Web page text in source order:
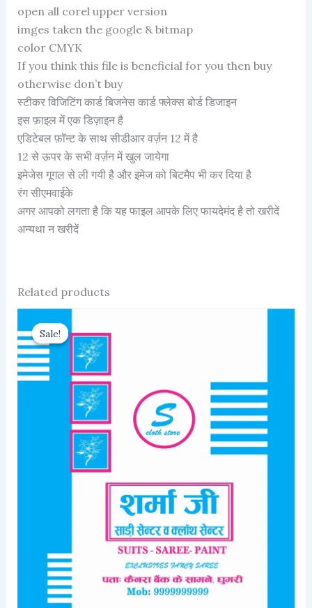
open all corel upper version
imges taken the google & bitmap
color CMYK
If you think this file is beneficial for you then buy
otherwise don’t buy
स्टीकर विजिटिंग कार्ड बिजनेस कार्ड फ्लेक्स बोर्ड डिजाइन
इस फ़ाइल में एक डिज़ाइन है
एडिटेबल फ़ॉन्ट के साथ सीडीआर वर्ज़न 12 में है
12 से ऊपर के सभी वर्ज़न में खुल जायेगा
इमेजेस गूगल से ली गयी है और इमेज को बिटमैप भी कर दिया है
रंग सीएमवाईके
अगर आपको लगता है कि यह फाइल आपके लिए फायदेमंद है तो खरीदें
अन्यथा न खरीदें
Related products
Sale!
Sale!